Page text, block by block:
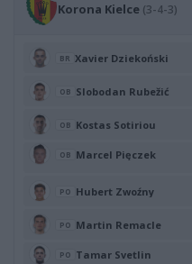
Korona Kielce (3-4-3)
BR Xavier Dziekoński
OB Slobodan Rubežić
OB Kostas Sotiriou
OB Marcel Pięczek
PO Hubert Zwoźny
PO Martin Remacle
PO Tamar Svetlin